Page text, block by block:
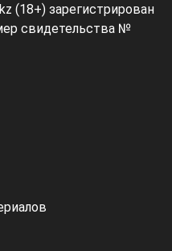
(18+) зарегистрирован
свидетельства №